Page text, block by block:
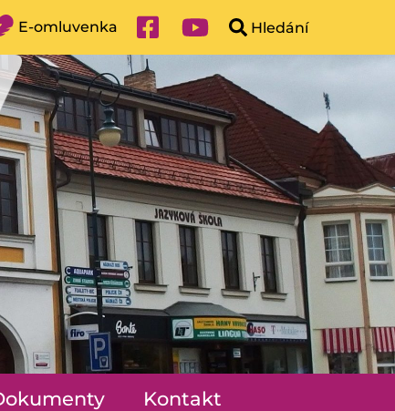
E-omluvenka
Kontakt